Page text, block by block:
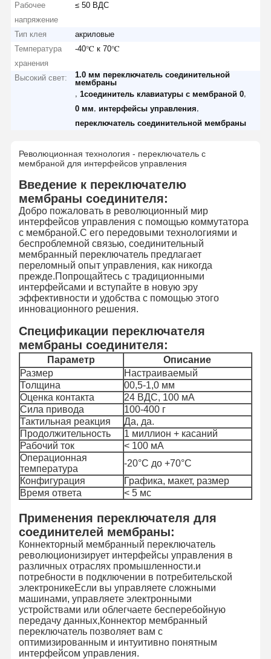
Рабочее
напряжение
≤ 50 ВДС
Тип клея
акриловые
Температура
хранения
-40℃ к 70℃
Высокий свет:
1.0 мм переключатель соединительной
мембраны
,1соединитель клавиатуры с мембраной 0
0 мм
интерфейсы управления
переключатель соединительной мембраны
Революционная технология - переключатель с
мембраной для интерфейсов управления
Введение к переключателю
мембраны соединителя:
Добро пожаловать в революционный мир
интерфейсов управления с помощью коммутатора
с мембраной.С его передовыми технологиями и
беспроблемной связью, соединительный
мембранный переключатель предлагает
переломный опыт управления, как никогда
прежде.Попрощайтесь с традиционными
интерфейсами и вступайте в новую эру
эффективности и удобства с помощью этого
инновационного решения.
Спецификации переключателя
мембраны соединителя:
Параметр
Описание
Размер
Настраиваемый
Толщина
00,5-1,0 мм
Оценка контакта
24 ВДС, 100 мА
Сила привода
100-400 г
Тактильная реакция
Да, да.
Продолжительность
1 миллион + касаний
Рабочий ток
< 100 мА
Операционная
температура
-20°C до +70°C
Конфигурация
Графика, макет, размер
Время ответа
< 5 мс
Применения переключателя для
соединителей мембраны:
Коннекторный мембранный переключатель
революционизирует интерфейсы управления в
различных отраслях промышленности.и
потребности в подключении в потребительской
электроникеЕсли вы управляете сложными
машинами, управляете электронными
устройствами или облегчаете бесперебойную
передачу данных,Коннектор мембранный
переключатель позволяет вам с
оптимизированным и интуитивно понятным
интерфейсом управления.